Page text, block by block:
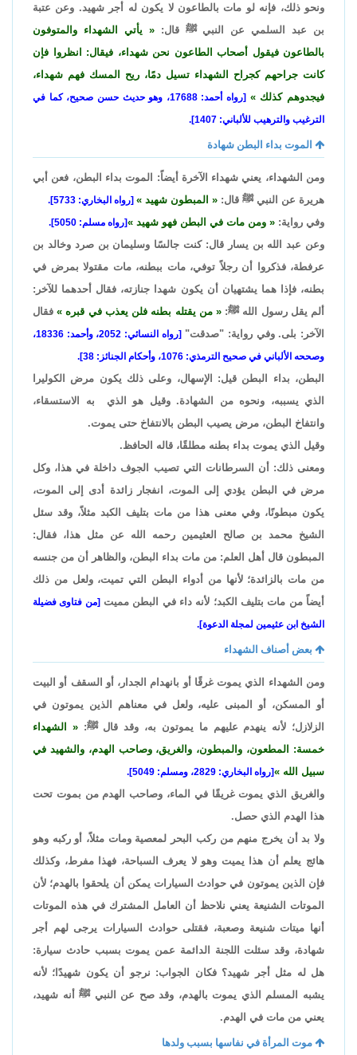
ونحو ذلك، فإنه لو مات بالطاعون لا يكون له أجر شهيد. وعن عتبة
بن عبد السلمي عن النبي ﷺ قال:
يأتي الشهداء والمتوفون
بالطاعون فيقول أصحاب الطاعون نحن شهداء، فيقال: انظروا فإن
كانت جراحهم كجراح الشهداء تسيل دمًا، ريح المسك فهم شهداء،
فيجدوهم كذلك
[رواه أحمد: 17688، وهو حديث حسن صحيح، كما في
الترغيب والترهيب للألباني: 1407].
الموت بداء البطن شهادة
ومن الشهداء، يعني شهداء الآخرة أيضاً: الموت بداء البطن، فعن أبي
هريرة عن النبي ﷺ قال:
المبطون شهيد [رواه البخاري: 5733].
وفي رواية: ومن مات في البطن فهو شهيد [رواه مسلم: 5050].
وعن عبد الله بن يسار قال: كنت جالسًا وسليمان بن صرد وخالد بن
عرفطة، فذكروا أن رجلاً توفي، مات ببطنه، مات مقتولا بمرض في
بطنه، فإذا هما يشتهيان أن يكون شهدا جنازته، فقال أحدهما للآخر:
ألم يقل رسول الله ﷺ:
من يقتله بطنه فلن يعذب في قبره
فقال
الآخر: بلى. وفي رواية: "صدقت"
[رواه النسائي: 2052، وأحمد: 18336،
وصححه الألباني في صحيح الترمذي: 1076، وأحكام الجنائز: 38].
البطن، بداء البطن قيل: الإسهال، وعلى ذلك يكون مرض الكوليرا
الذي يسببه، ونحوه من الشهادة. وقيل هو الذي به الاستسقاء،
وانتفاخ البطن، مرض يصيب البطن بالانتفاخ حتى يموت.
وقيل الذي يموت بداء بطنه مطلقًا، قاله الحافظ.
ومعنى ذلك: أن السرطانات التي تصيب الجوف داخلة في هذا، وكل
مرض في البطن يؤدي إلى الموت، انفجار زائدة أدى إلى الموت،
يكون مبطونًا، وفي معنى هذا من مات بتليف الكبد مثلاً، وقد سئل
الشيخ محمد بن صالح العثيمين رحمه الله عن مثل هذا، فقال:
المبطون قال أهل العلم: من مات بداء البطن، والظاهر أن من جنسه
من مات بالزائدة؛ لأنها من أدواء البطن التي تميت، ولعل من ذلك
أيضاً من مات بتليف الكبد؛ لأنه داء في البطن مميت[من فتاوى فضيلة
الشيخ ابن عثيمين لمجلة الدعوة].
بعض أصناف الشهداء
ومن الشهداء الذي يموت غرقًا أو بانهدام الجدار، أو السقف أو البيت
أو المسكن، أو المبنى عليه، ولعل في معناهم الذين يموتون في
الزلازل؛ لأنه ينهدم عليهم ما يموتون به، وقد قال ﷺ:
الشهداء
خمسة: المطعون، والمبطون، والغريق، وصاحب الهدم، والشهيد في
سبيل الله
[رواه البخاري: 2829، ومسلم: 5049].
والغريق الذي يموت غريقًا في الماء، وصاحب الهدم من بموت تحت
هذا الهدم الذي حصل.
ولا بد أن يخرج منهم من ركب البحر لمعصية ومات مثلاً، أو ركبه وهو
هائج يعلم أن هذا يميت وهو لا يعرف السباحة، فهذا مفرط، وكذلك
فإن الذين يموتون في حوادث السيارات يمكن أن يلحقوا بالهدم؛ لأن
الموتات الشنيعة يعني نلاحظ أن العامل المشترك في هذه الموتات
أنها ميتات شنيعة وصعبة، فقتلى حوادث السيارات يرجى لهم أجر
شهادة، وقد سئلت اللجنة الدائمة عمن يموت بسبب حادث سيارة:
هل له مثل أجر شهيد؟ فكان الجواب: نرجو أن يكون شهيدًا؛ لأنه
يشبه المسلم الذي يموت بالهدم، وقد صح عن النبي ﷺ أنه شهيد،
يعني من مات في الهدم.
موت المرأة في نفاسها بسبب ولدها